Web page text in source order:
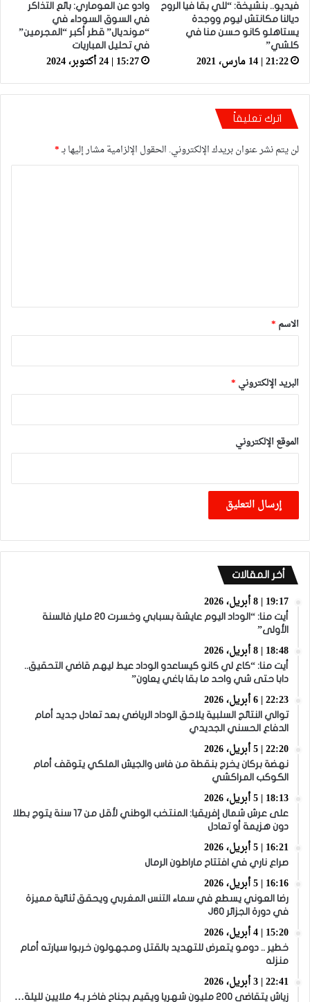
فيديو.. بنشيخة: “للي بقا فيا الروح
ديالنا مكانتش ليوم ووجدة
يستاهلو كانو حسن منا في
كلشي”
21:22 | 14 مارس، 2021
وادو عن العوماري: بائع التذاكر
في السوق السوداء في
“مونديال” قطر أكبر “المجرمين”
في تحليل المباريات
15:27 | 24 أكتوبر، 2024
اترك تعليقاً
لن يتم نشر عنوان بريدك الإلكتروني. الحقول الإلزامية مشار إليها بـ*
*
الاسم *
البريد الإلكتروني *
الموقع الإلكتروني
أخر المقالات
19:17 | 8 أبريل، 2026
أيت منا: “الوداد اليوم عايشة بسبابي وخسرت 20 مليار فالسنة
الأولى”
18:48 | 8 أبريل، 2026
أيت منا: “كاع لي كانو كيساعدو الوداد عيط ليهم قاضي التحقيق..
دابا حتى شي واحد ما بقا باغي يعاون”
22:23 | 6 أبريل، 2026
توالي النتائج السلبية يلاحق الوداد الرياضي بعد تعادل جديد أمام
الدفاع الحسني الجديدي
22:20 | 5 أبريل، 2026
نهضة بركان يخرج بنقطة من فاس والجيش الملكي يتوقف أمام
الكوكب المراكشي
18:13 | 5 أبريل، 2026
على عرش شمال إفريقيا: المنتخب الوطني لأقل من 17 سنة يتوج بطلا
دون هزيمة أو تعادل
16:21 | 5 أبريل، 2026
صراع ناري في افتتاح ماراطون الرمال
16:16 | 5 أبريل، 2026
رضا العوني يسطع في سماء التنس المغربي ويحقق ثنائية مميزة
في دورة الجزائر J60
15:20 | 4 أبريل، 2026
خطير .. دومو يتعرض للتهديد بالقتل ومجهولون خربوا سيارته أمام
منزله
22:41 | 3 أبريل، 2026
زياش يتقاضى 200 مليون شهريا ويقيم بجناح فاخر بـ4 ملايين لليلة…